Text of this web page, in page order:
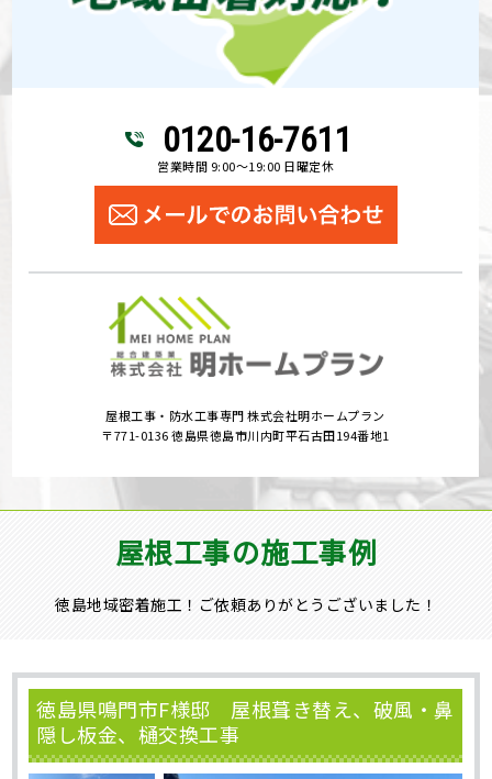
0120-16-7611
営業時間 9:00～19:00 日曜定休
屋根工事・防水工事専門 株式会社明ホームプラン
〒771-0136 徳島県徳島市川内町平石古田194番地1
屋根工事の施工事例
徳島地域密着施工！ご依頼ありがとうございました！
徳島県鳴門市F様邸 屋根葺き替え、破風・鼻
隠し板金、樋交換工事